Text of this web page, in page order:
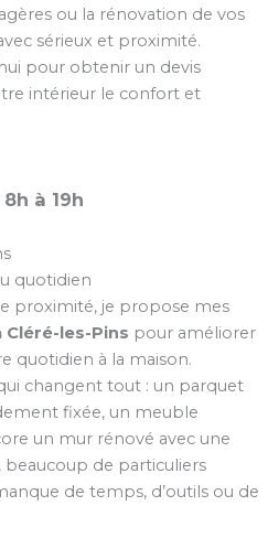
ou la rénovation de vos
sérieux et proximité.
pour obtenir un devis
intérieur le confort et
à 19h
quotidien
proximité, je propose mes
les-Pins pour améliorer
quotidien à la maison.
changent tout : un parquet
fixée, un meuble
un mur rénové avec une
de particuliers
de temps, d’outils ou de